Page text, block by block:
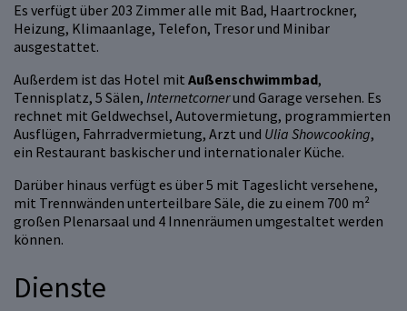
Es verfügt über 203 Zimmer alle mit Bad, Haartrockner,
Heizung, Klimaanlage, Telefon, Tresor und Minibar
ausgestattet.
Außerdem ist das Hotel mit Außenschwimmbad,
Tennisplatz, 5 Sälen, Internetcornerund Garage versehen. Es
rechnet mit Geldwechsel, Autovermietung, programmierten
Ausflügen, Fahrradvermietung, Arzt und Ulia Showcooking,
ein Restaurant baskischer und internationaler Küche.
Darüber hinaus verfügt es über 5 mit Tageslicht versehene,
mit Trennwänden unterteilbare Säle, die zu einem 700 m²
großen Plenarsaal und 4 Innenräumen umgestaltet werden
können.
Dienste